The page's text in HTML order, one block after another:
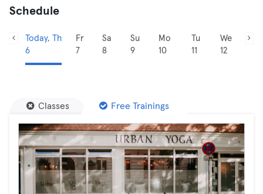
Schedule
Today, Th
6
Fr
7
Sa
8
Su
9
Mo
10
Tu
11
We
12
Classes Free Trainings